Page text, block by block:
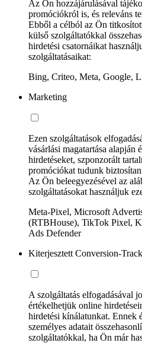
Az Ön hozzájárulásával
promóciókról is, és releváns
Ebből a célból az Ön
külső szolgáltatókkal
hirdetési csatornáikat
szolgáltatásaikat:
Bing, Criteo, Meta, Google,
Marketing
Ezen szolgáltatások
vásárlási magatartása alapján
hirdetéseket, szponzorált
promóciókat tudunk
Az Ön beleegyezésével az
szolgáltatásokat használjuk
Meta-Pixel, Microsoft
(RTBHouse), TikTok Pixel,
Ads Defender
Kiterjesztett Conversion-
A szolgáltatás elfogadásával
értékelhetjük online
hirdetési kínálatunkat. Ennek
személyes adatait
szolgáltatókkal, ha Ön már